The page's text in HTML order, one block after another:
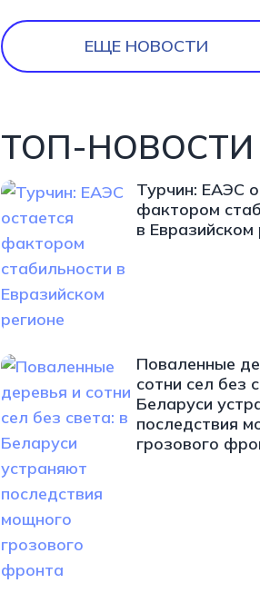
ЕЩЕ НОВОСТИ
ТОП-НОВОСТИ
Турчин: ЕАЭС
фактором
в Евразийском
Поваленные
сотни сел без
Беларуси
последствия
грозового